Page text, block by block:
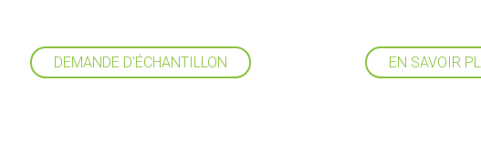
DEMANDE D'ÉCHANTILLON EN SAVOIR